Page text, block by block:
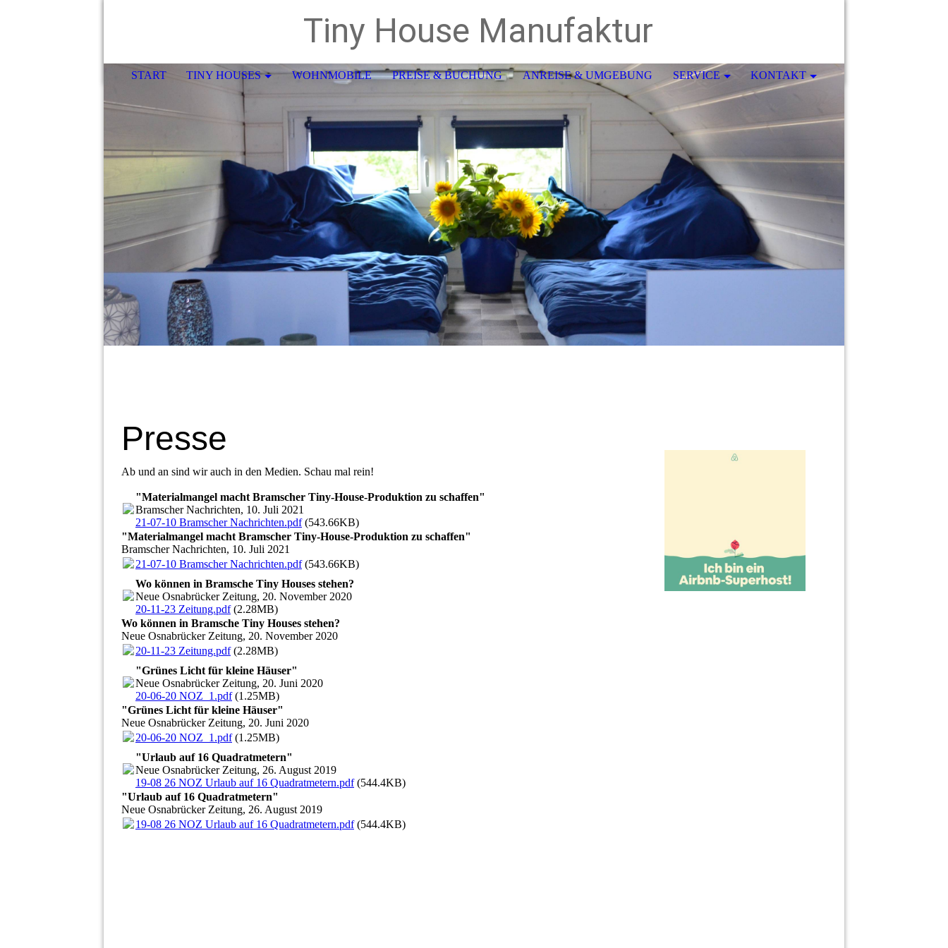
Tiny House Manufaktur
START TINY HOUSES WOHNMOBILE PREISE & BUCHUNG ANREISE & UMGEBUNG SERVICE KONTAKT
Presse
Ab und an sind wir auch in den Medien. Schau mal rein!
"Materialmangel macht Bramscher Tiny-House-Produktion zu schaffen"
Bramscher Nachrichten, 10. Juli 2021
21-07-10 Bramscher Nachrichten.pdf(543.66KB)
"Materialmangel macht Bramscher Tiny-House-Produktion zu schaffen"
Bramscher Nachrichten, 10. Juli 2021
21-07-10 Bramscher Nachrichten.pdf(543.66KB)
Wo können in Bramsche Tiny Houses stehen?
Neue Osnabrücker Zeitung, 20. November 2020
20-11-23 Zeitung.pdf(2.28MB)
Wo können in Bramsche Tiny Houses stehen?
Neue Osnabrücker Zeitung, 20. November 2020
20-11-23 Zeitung.pdf(2.28MB)
"Grünes Licht für kleine Häuser"
Neue Osnabrücker Zeitung, 20. Juni 2020
20-06-20 NOZ_1.pdf(1.25MB)
"Grünes Licht für kleine Häuser"
Neue Osnabrücker Zeitung, 20. Juni 2020
20-06-20 NOZ_1.pdf(1.25MB)
"Urlaub auf 16 Quadratmetern"
Neue Osnabrücker Zeitung, 26. August 2019
19-08 26 NOZ Urlaub auf 16 Quadratmetern.pdf(544.4KB)
"Urlaub auf 16 Quadratmetern"
Neue Osnabrücker Zeitung, 26. August 2019
19-08 26 NOZ Urlaub auf 16 Quadratmetern.pdf(544.4KB)